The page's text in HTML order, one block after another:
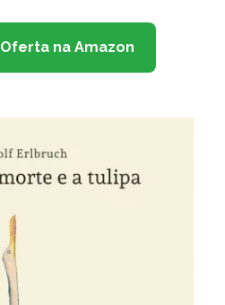
Oferta na Amazon